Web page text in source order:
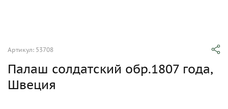
Артикул: 53708
Палаш солдатский обр.1807 года,
Швеция